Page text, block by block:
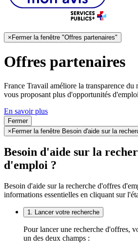
×Fermer la fenêtre "Offres partenaires"
Offres partenaires
France Travail améliore la transparence du
vous proposant plus d'opportunités
En savoir plus
Fermer
×Fermer la fenêtre Besoin d'aide sur la
Besoin d'aide sur la
d'emploi ?
Besoin d'aide sur la recherche d'offres
informations essentielles en cliquant sur
1. Lancer votre recherche
Pour lancer une recherche d'offres,
un des deux champs :